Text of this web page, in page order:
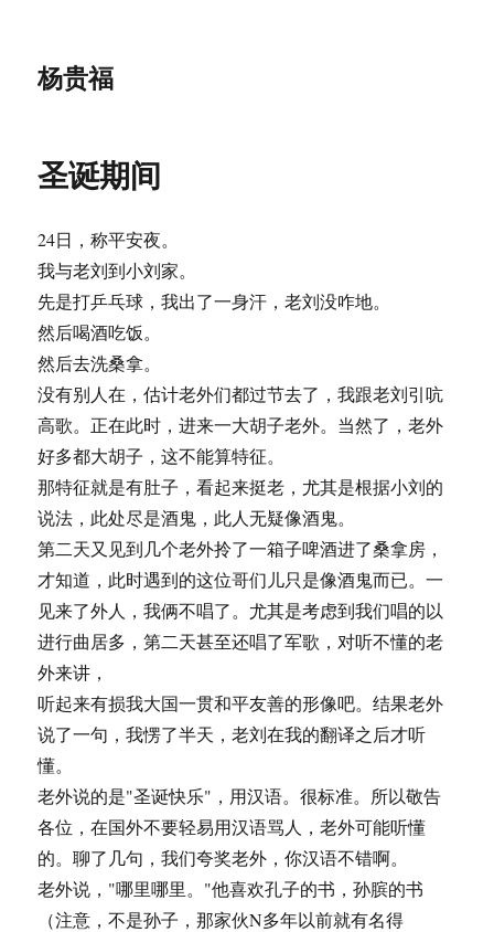
杨贵福
圣诞期间
24日，称平安夜。
我与老刘到小刘家。
先是打乒乓球，我出了一身汗，老刘没咋地。
然后喝酒吃饭。
然后去洗桑拿。
没有别人在，估计老外们都过节去了，我跟老刘引吭
高歌。正在此时，进来一大胡子老外。当然了，老外
好多都大胡子，这不能算特征。
那特征就是有肚子，看起来挺老，尤其是根据小刘的
说法，此处尽是酒鬼，此人无疑像酒鬼。
第二天又见到几个老外拎了一箱子啤酒进了桑拿房，
才知道，此时遇到的这位哥们儿只是像酒鬼而已。一
见来了外人，我俩不唱了。尤其是考虑到我们唱的以
进行曲居多，第二天甚至还唱了军歌，对听不懂的老
外来讲，
听起来有损我大国一贯和平友善的形像吧。结果老外
说了一句，我愣了半天，老刘在我的翻译之后才听
懂。
老外说的是"圣诞快乐"，用汉语。很标准。所以敬告
各位，在国外不要轻易用汉语骂人，老外可能听懂
的。聊了几句，我们夸奖老外，你汉语不错啊。
老外说，"哪里哪里。"他喜欢孔子的书，孙膑的书
（注意，不是孙子，那家伙N多年以前就有名得